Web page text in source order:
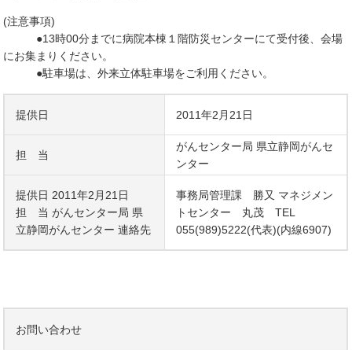
(注意事項)
●13時00分までに病院本棟１階防災センターにて受付後、会場
にお集まりください。
●駐車場は、外来立体駐車場をご利用ください。
提供日 2011年2月21日
担 当
がんセンター局 県立静岡がんセ
ンター
提供日 2011年2月21日
担 当 がんセンター局 県
立静岡がんセンター 連絡先
事務局管理課 勝又 マネジメン
トセンター 丸茂 TEL
055(989)5222(代表)(内線6907)
お問い合わせ